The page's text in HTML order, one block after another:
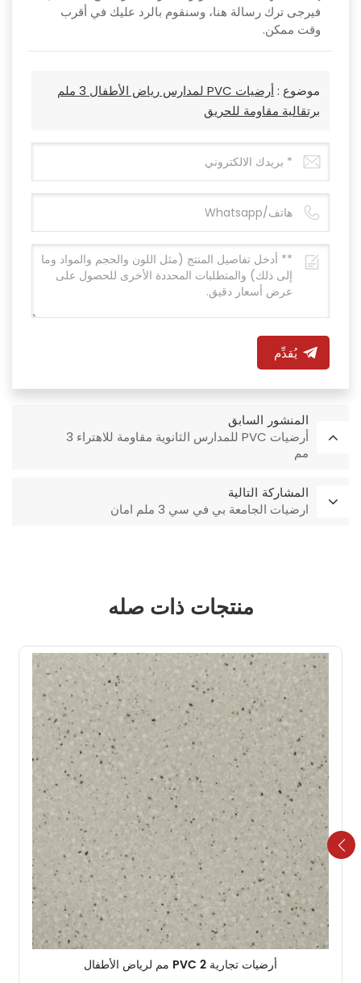
فيرجى ترك رسالة هنا، وسنقوم بالرد عليك في أقرب
وقت ممكن.
موضوع :
أرضيات PVC لمدارس رياض الأطفال 3 ملم
برتقالية مقاومة للحريق
يُقدِّم
المنشور السابق
أرضيات PVC للمدارس الثانوية مقاومة للاهتراء 3
مم
المشاركة التالية
ارضيات الجامعة بي في سي 3 ملم امان
منتجات ذات صله
أرضيات تجارية PVC 2 مم لرياض الأطفال